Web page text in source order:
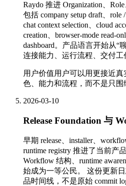
Raydo 推进 Organization、
包括 company setup draft、role
chat context selection、cloud
creation、browser-mode read-
dashboard。产品语言开始从“
连接能力、运行流程、交付工
用户价值用户可以用更接近
色、能力和流程，而不是只围
2026-03-10
Release Foundation 与
早期 release、installer、
runtime registry 推进了当前产
Workflow 结构、runtime
始成为一等公民。 这份更新
品时间线，不是原始 commit